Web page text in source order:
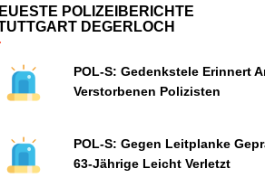
POLIZEIBERICHTE
DEGERLOCH
POL-S: Gedenkstele Erinnert
Verstorbenen Polizisten
POL-S: Gegen Leitplanke
63-Jährige Leicht Verletzt